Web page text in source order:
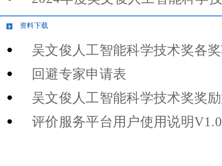
资料下载
吴文俊人工智能科学技术奖各
回避专家申请表
吴文俊人工智能科学技术奖奖
评价服务平台用户使用说明V1.0